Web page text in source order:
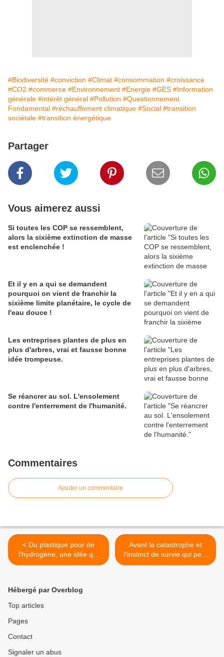
#Biodiversité #conviction #Climat #consommation #croissance
#CO2 #commerce #Environnement #Energie #GES #Information
générale #intérêt général #Pollution #Questionnement
Fondamental #réchauffement climatique #Social #transition
sociétale #transition énergétique
Partager
Vous aimerez aussi
Si toutes les COP se ressemblent,
alors la sixième extinction de masse
est enclenchée !
Et il y en a qui se demandent
pourquoi on vient de franchir la
sixième limite planétaire, le cycle de
l'eau douce !
Les entreprises plantes de plus en
plus d'arbres, vrai et fausse bonne
idée trompeuse.
Se réancrer au sol. L'ensolement
contre l'enterrement de l'humanité.
Commentaires
Ajouter un commentaire
< Du plastique pour de
l'hydrogène, une idée qui
sous-tend au moins un
Avant la catastrophe et
l'instinct de survie qui peut
déclencher des actions
Hébergé par Overblog
Top articles
Pages
Contact
Signaler un abus